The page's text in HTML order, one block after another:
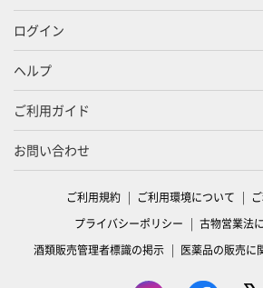
ログイン
ヘルプ
ご利用ガイド
お問い合わせ
ご利用規約 ご利用環境について
プライバシーポリシー
古物営業法
酒類販売管理者標識の掲示
医薬品の販売に